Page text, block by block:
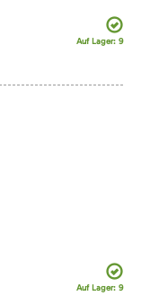
Auf Lager: 9
Auf Lager: 9